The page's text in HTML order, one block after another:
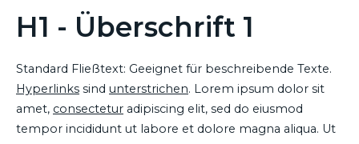
H1 - Überschrift 1
Standard Fließtext: Geeignet für beschreibende Texte.
Hyperlinks sind unterstrichen. Lorem ipsum dolor sit
amet, consectetur adipiscing elit, sed do eiusmod
tempor incididunt ut labore et dolore magna aliqua. Ut